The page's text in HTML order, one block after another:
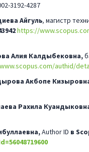
3192-4287
Айгуль, магистр
https://
Алия Калдыбековна,
authid/
Акбопе
Рахила
Author ID в